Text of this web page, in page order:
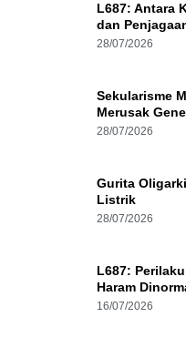
L687: Antara
dan
28/07/2026
Sekularisme
Merusak
28/07/2026
Gurita
Listrik
28/07/2026
L687:
Haram
16/07/2026